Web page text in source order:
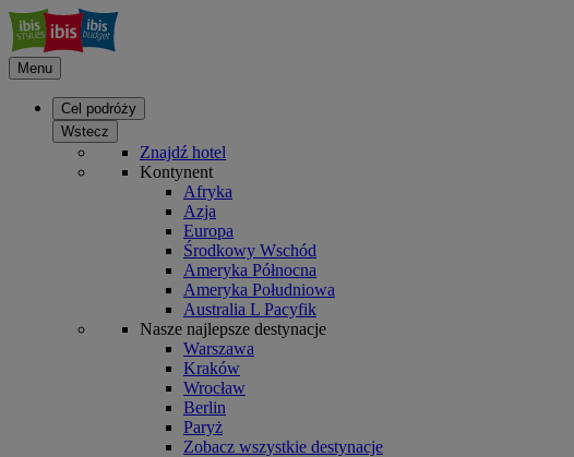
Menu
Cel podróży
Wstecz
Znajdź hotel
Kontynent
Afryka
Azja
Europa
Środkowy Wschód
Ameryka Północna
Ameryka Południowa
Australia L Pacyfik
Nasze najlepsze destynacje
Warszawa
Kraków
Wrocław
Berlin
Paryż
Zobacz wszystkie destynacje